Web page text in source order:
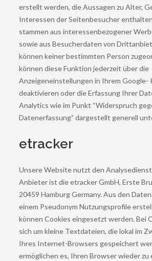
erstellt werden, die Aussagen zu Alter,
Interessen der Seitenbesucher
stammen aus interessenbezogener
sowie aus Besucherdaten von
können keiner bestimmten Person
können diese Funktion jederzeit über die
Anzeigeneinstellungen in Ihrem Google-
deaktivieren oder die Erfassung Ihrer
Analytics wie im Punkt “Widerspruch
Datenerfassung” dargestellt generell
etracker
Unsere Website nutzt den
Anbieter ist die etracker GmbH, Erste
20459 Hamburg Germany. Aus den
einem Pseudonym Nutzungsprofile
können Cookies eingesetzt werden. Bei
sich um kleine Textdateien, die lokal im
Ihres Internet-Browsers gespeichert
ermöglichen es, Ihren Browser wieder zu